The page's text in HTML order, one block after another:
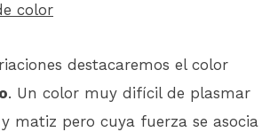
color
destacaremos el color
. Un color muy difícil de plasmar
matiz pero cuya fuerza se asocia